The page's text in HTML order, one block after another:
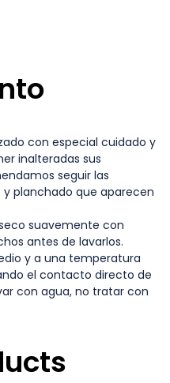
con especial cuidado y
inalteradas sus
seguir las
planchado que aparecen
suavemente con
antes de lavarlos.
y a una temperatura
el contacto directo de
con agua, no tratar con